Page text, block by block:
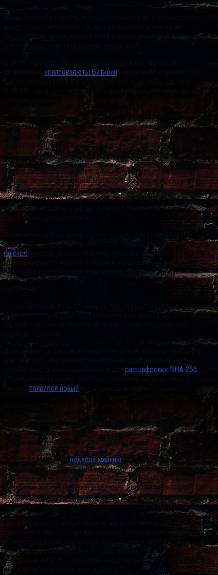
национальной безопасности США и применялся для защиты веб-
криптовалюты Биткоин
которая призвана превращать произвольный набор данных в
значение фиксированной длины.
При этом полученное значение будет выступать подписью
исходных данных, но извлечь их уже никак не получится. Сама
подпись в окне программы майнера будет выглядеть примерно
как строка «Accepted 0aef41a3b».
Скорость работы майнера с данным алгоритмом напрямую
зависит от вычислительной мощности, так как поиск нужного
хеша очень вариативен и порой может достигать значений в
несколько сотен тысяч к одному. Однако по сравнению с
алгоритмом майнинга эфира, SHA 256 имеет очень
Дело в том, что он очень сильно уязвим для специального
вычислительного оборудования ASIC, данные микросхемы очень
быстро находят нужное значение хеша и в конечном итоге
монополизируют майнинг Биткоина, сделав сложность сети
блокчейна недосягаемой для обычных майнинг-ферм.
На сегодняшний день вторым по популярности алгоритмом в
мире является скрипт. Он применяется во многих криптовалютах,
Возникновение алгоритма скрипт в первую очередь связано с
расшифровки SHA 256
появился новый
Основным отличием этих двух алгоритмом является то, что
процесс нахождения нужного хеша для открытия блока сильно
усложнен. В начале исполнения алгоритма генерируется большое
количество псевдослучайных последовательностей, которые
практически невозможно перебрать все за раз.
В результате такого подхода майнинг -оборудование должно
обладать существенным объёмом оперативной или видеопамяти
для хранения исходных данных. Это значительно усложнило
внедрение айсик-майнеров в систему с алгоритмом скрипт, так
как созданные для майнинга Биткоина микросхемы этого вида
просто не обладали достаточным количеством памяти.
Однако в данном алгоритме все же была небольшая уязвимость,
связанная с тем, что при достаточной вычислительной мощности
нужный для блока хеш может быть получен случайно, без
перебора всех возможных последовательностей. В связи с этим
некоторые ASIC все же могли работать со скрипт, хоть и делали
это в разы медленнее, чем с SHA 256.